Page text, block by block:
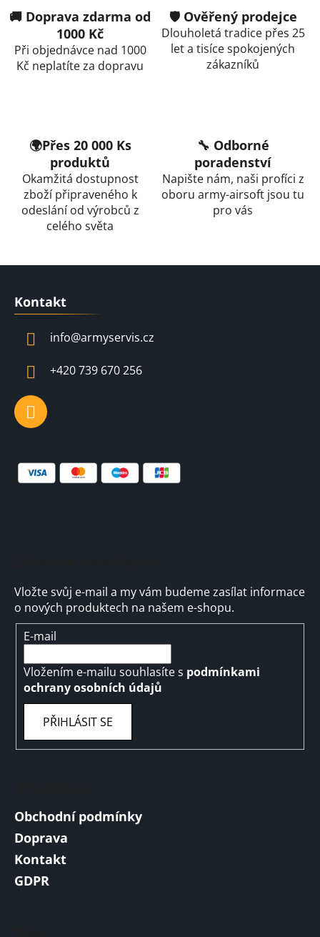
á
y
v
ý
u
🚚 Doprava zdarma od
1000 Kč
Při objednávce nad 1000
Kč neplatíte za dopravu
🛡️ Ověřený prodejce
Dlouholetá tradice přes 25
let a tisíce spokojených
zákazníků
🌍Přes 20 000 Ks
produktů
Okamžitá dostupnost
zboží připraveného k
odeslání od výrobců z
celého světa
🔧 Odborné
poradenství
Napište nám, naši profíci z
oboru army-airsoft jsou tu
pro vás
Z
Kontakt
info@armyservis.cz
+420 739 670 256
Vložte svůj e-mail a my vám budeme zasílat informace
o nových produktech na našem e-shopu.
E-mail
Vložením e-mailu souhlasíte s podmínkami
ochrany osobních údajů
PŘIHLÁSIT SE
Obchodní podmínky
Doprava
Kontakt
GDPR